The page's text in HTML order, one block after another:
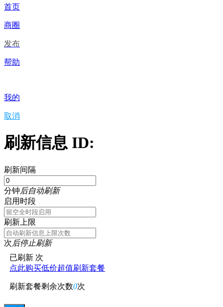
首页
商圈
发布
帮助
我的
取消
刷新信息 ID:
刷新间隔
分钟后自动刷新
启用时段
刷新上限
次后停止刷新
已刷新 次
点此购买低价超值刷新套餐
刷新套餐剩余次数0次